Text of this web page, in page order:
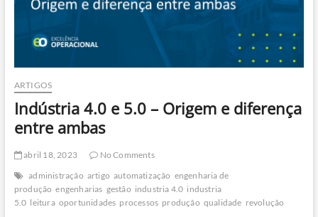
ARTIGOS
Indústria 4.0 e 5.0 – Origem e diferença
entre ambas
abril 18, 2023
No Comments
administração artigo automatização engenharia de
produção engenharias gestão industria 4.0 industria
5.0 leitura oportunidades processos produção qualidade revolução